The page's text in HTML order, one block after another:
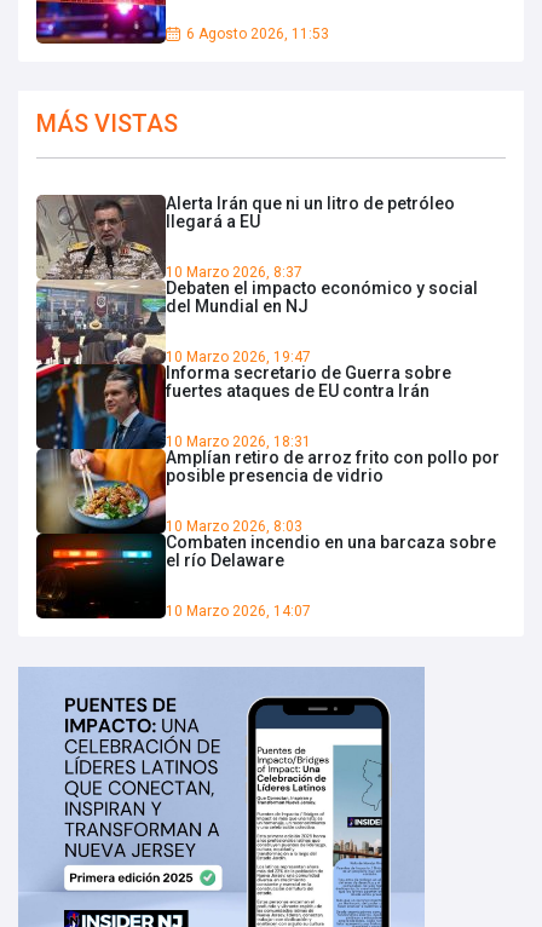
6 Agosto 2026, 11:53
MÁS VISTAS
Alerta Irán que ni un litro de petróleo
llegará a EU
10 Marzo 2026, 8:37
Debaten el impacto económico y social
del Mundial en NJ
10 Marzo 2026, 19:47
Informa secretario de Guerra sobre
fuertes ataques de EU contra Irán
10 Marzo 2026, 18:31
Amplían retiro de arroz frito con pollo por
posible presencia de vidrio
10 Marzo 2026, 8:03
Combaten incendio en una barcaza sobre
el río Delaware
10 Marzo 2026, 14:07